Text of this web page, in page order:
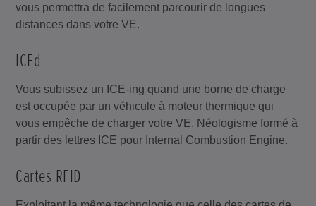
vous permettra de facilement parcourir de longues
distances dans votre VE.
ICEd
Vous subissez un ICE-ing quand une borne de charge
est occupée par un véhicule à moteur thermique qui
vous empêche de charger votre VE. Néologisme formé à
partir des lettres ICE pour Internal Combustion Engine.
Cartes RFID